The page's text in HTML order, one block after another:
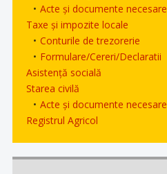
Acte și documente necesare
Taxe și impozite locale
Conturile de trezorerie
Formulare/Cereri/Declaratii
Asistență socială
Starea civilă
Acte și documente necesare
Registrul Agricol